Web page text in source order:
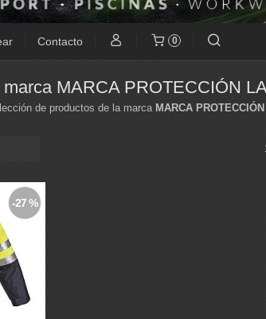
Contacto 0
MARCA PROTECCIÓN
de productos de la marca MARCA
-27 %